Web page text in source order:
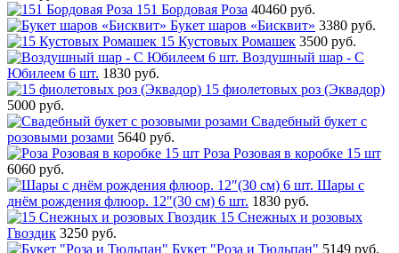
151 Бордовая Роза 40460 руб.
Букет шаров «Бисквит» 3380 руб.
15 Кустовых Ромашек 3500 руб.
Воздушный шар - С
Юбилеем 6 шт. 1830 руб.
15 фиолетовых роз (Эквадор)
5000 руб.
Свадебный букет с
розовыми розами 5640 руб.
Роза Розовая в коробке 15 шт
6060 руб.
Шары с
днём рождения флюор. 12″(30 см) 6 шт. 1830 руб.
15 Снежных и розовых
Гвоздик 3250 руб.
Букет "Роза и Тюльпан" 5149 руб.